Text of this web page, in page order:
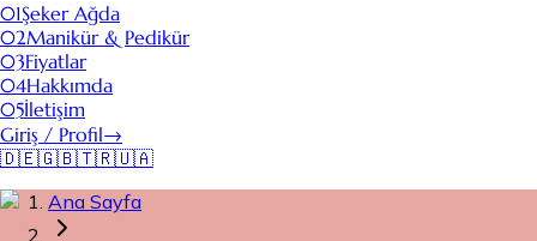
01Şeker Ağda
02Manikür & Pedikür
03Fiyatlar
04Hakkımda
05İletişim
Giriş / Profil→
🇩🇪🇬🇧🇹🇷🇺🇦
Ana Sayfa